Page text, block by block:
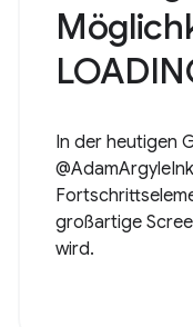
In der heutigen
großartige
wird.